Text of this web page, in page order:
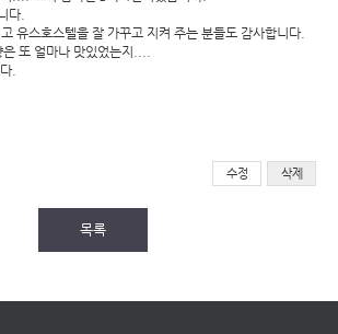
다.
유스호스텔을 잘 가꾸고 지켜 주는 분들도 감사합니다.
또 얼마나 맛있었는지....
.
수정 삭제
목록